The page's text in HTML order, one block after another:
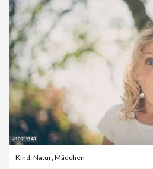
Kind, Natur, Mädchen